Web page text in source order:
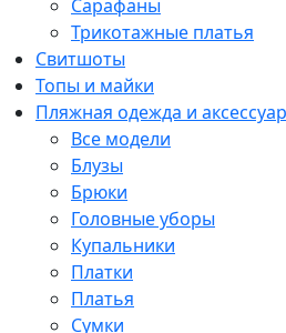
Сарафаны
Трикотажные платья
Свитшоты
Топы и майки
Пляжная одежда и
Все модели
Блузы
Брюки
Головные уборы
Купальники
Платки
Платья
Сумки